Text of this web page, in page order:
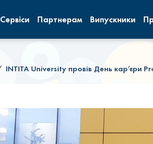
Сервіси Партнерам Випускники
INTITA University провів День кар’єри